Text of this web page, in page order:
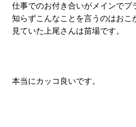
仕事でのお付き合いがメインでプ
知らずこんなことを言うのはおこ
見ていた上尾さんは苗場です。
本当にカッコ良いです。